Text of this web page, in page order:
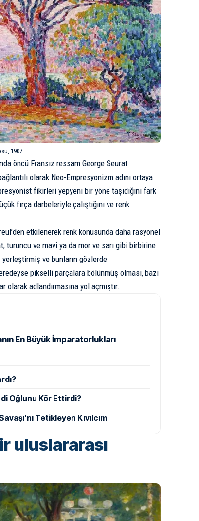
1907
öncü Fransız ressam George Seurat
olarak Neo-Empresyonizm adını ortaya
fikirleri yepyeni bir yöne taşıdığını fark
fırça darbeleriyle çalıştığını ve renk
etkilenerek renk konusunda daha rasyonel
turuncu ve mavi ya da mor ve sarı gibi birbirine
yerleştirmiş ve bunların gözlerde
pikselli parçalara bölünmüş olması, bazı
adlandırmasına yol açmıştır.
En Büyük İmparatorlukları
Oğlunu Kör Ettirdi?
Tetikleyen Kıvılcım
uluslararası